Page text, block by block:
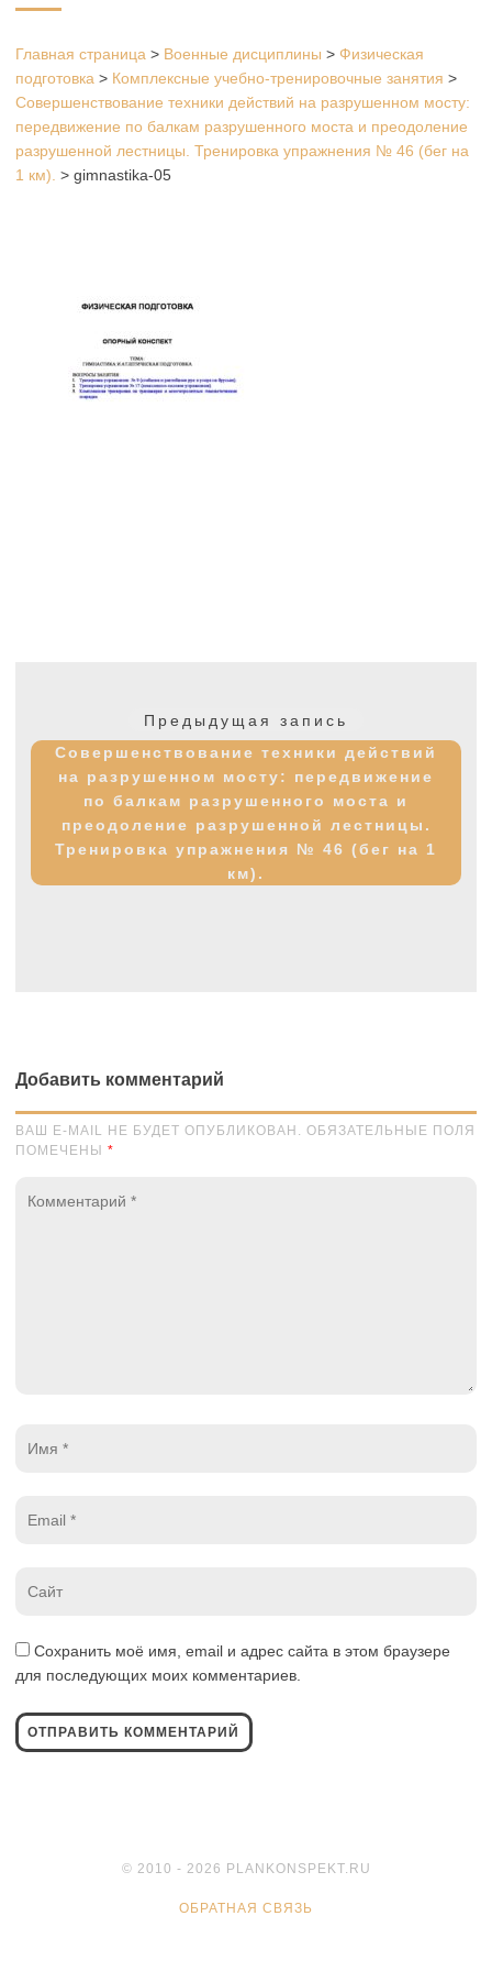
Главная страница > Военные дисциплины > Физическая
подготовка > Комплексные учебно-тренировочные занятия >
Совершенствование техники действий на разрушенном мосту:
передвижение по балкам разрушенного моста и преодоление
разрушенной лестницы. Тренировка упражнения № 46 (бег на
1 км). > gimnastika-05
Предыдущая запись
запись:
Совершенствование техники действий
на разрушенном мосту: передвижение
по балкам разрушенного моста и
преодоление разрушенной лестницы.
Тренировка упражнения № 46 (бег на 1
км).
Добавить комментарий
ВАШ E-MAIL НЕ БУДЕТ ОПУБЛИКОВАН. ОБЯЗАТЕЛЬНЫЕ ПОЛЯ
ПОМЕЧЕНЫ *
Сохранить моё имя, email и адрес сайта в этом браузере
для последующих моих комментариев.
© 2010 - 2026 PLANKONSPEKT.RU
ОБРАТНАЯ СВЯЗЬ